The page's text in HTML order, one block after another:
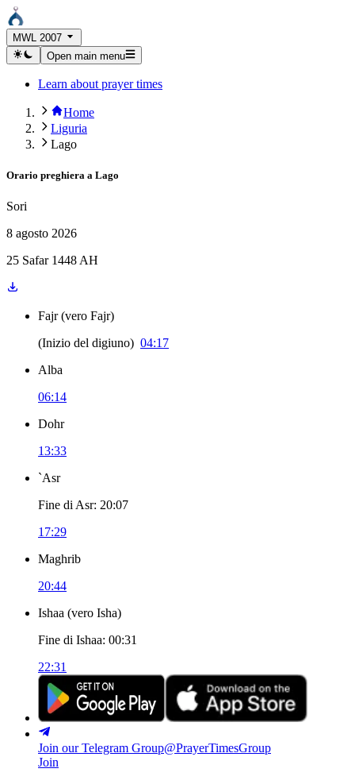
MWL 2007
Open main menu
Learn about prayer times
Home
Liguria
Lago
Orario preghiera a Lago
Sori
8 agosto 2026
25 Safar 1448 AH
Fajr (vero Fajr)
(Inizio del digiuno) 04:17
Alba
06:14
Dohr
13:33
`Asr
Fine di Asr: 20:07
17:29
Maghrib
20:44
Ishaa (vero Isha)
Fine di Ishaa: 00:31
22:31
Join our Telegram Group@PrayerTimesGroup
Join